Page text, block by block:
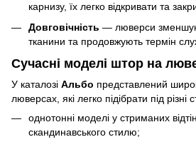
карнизу, їх легко відкривати та
Довговічність — люверси
тканини та продовжують термін
Сучасні моделі штор на
У каталозі Альбо представлений
люверсах, які легко підібрати під різні
однотонні моделі у стриманих
скандинавського стилю;